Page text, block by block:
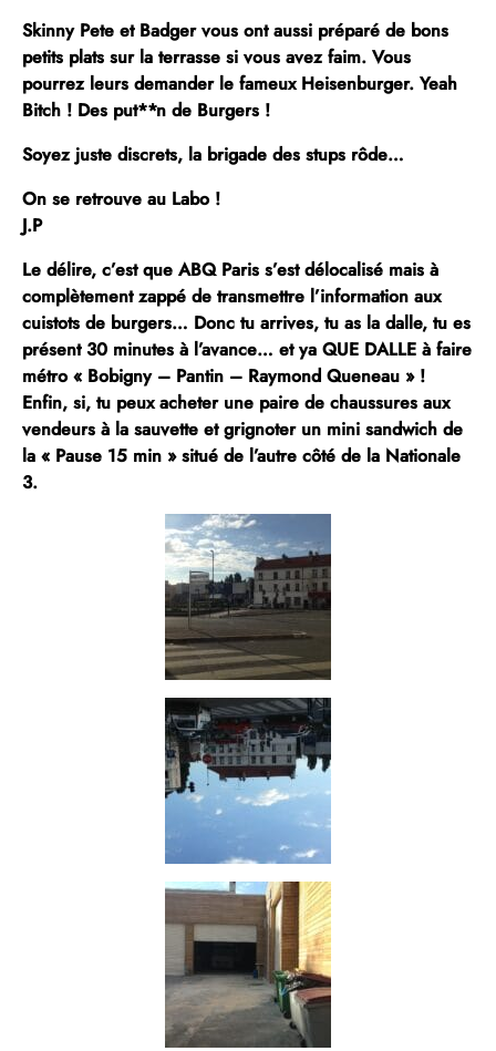
Skinny Pete et Badger vous ont aussi préparé de bons
petits plats sur la terrasse si vous avez faim. Vous
pourrez leurs demander le fameux Heisenburger. Yeah
Bitch ! Des put**n de Burgers !
Soyez juste discrets, la brigade des stups rôde…
On se retrouve au Labo !
J.P
Le délire, c’est que ABQ Paris s’est délocalisé mais à
complètement zappé de transmettre l’information aux
cuistots de burgers… Donc tu arrives, tu as la dalle, tu es
présent 30 minutes à l’avance… et ya QUE DALLE à faire
métro « Bobigny – Pantin – Raymond Queneau » !
Enfin, si, tu peux acheter une paire de chaussures aux
vendeurs à la sauvette et grignoter un mini sandwich de
la « Pause 15 min » situé de l’autre côté de la Nationale
3.